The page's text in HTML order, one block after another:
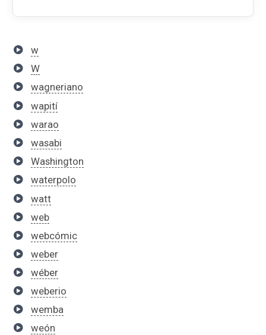
w
W
wagneriano
wapití
warao
wasabi
Washington
waterpolo
watt
web
webcómic
weber
wéber
weberio
wemba
weón